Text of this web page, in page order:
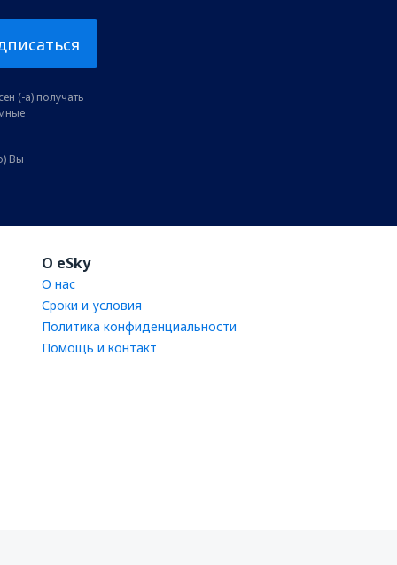
(-а) получать
Вы
O eSky
О нас
Сроки и условия
Политика конфиденциальности
Помощь и контакт